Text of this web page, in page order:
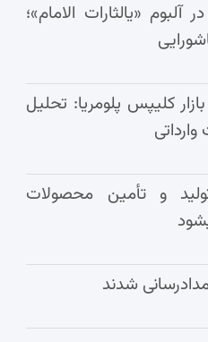
«یالثارات الامام»؛
کلیپس پلومریا: تحلیل
و تأمین محصولات